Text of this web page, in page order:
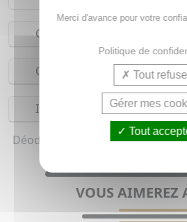
Conseils d'utilisation
Composition
Indications
Déodorant aisselle roll-on pour
VOUS AIMEREZ
Merci d'avance pour votre
Politique de
Tout
Gérer mes
Tout